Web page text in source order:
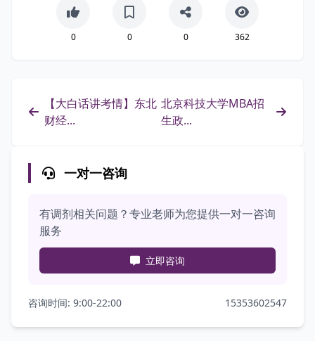
0 0 0 362
【大白话讲考情】东北
财经...
北京科技大学MBA招
生政...
一对一咨询
有调剂相关问题？专业老师为您提供一对一咨询
服务
立即咨询
咨询时间: 9:00-22:00 15353602547